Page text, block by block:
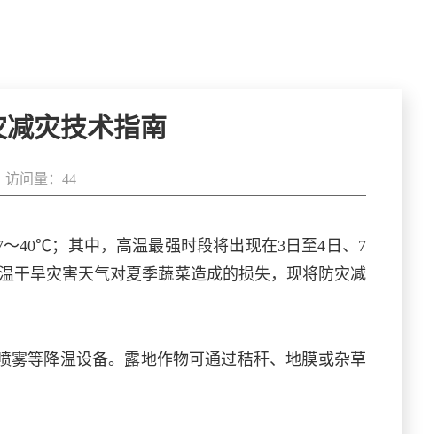
灾技术指南
访问量：44
40℃；其中，高温最强时段将出现在3日至4日、7
干旱灾害天气对夏季蔬菜造成的损失，现将防灾减
等降温设备。露地作物可通过秸秆、地膜或杂草